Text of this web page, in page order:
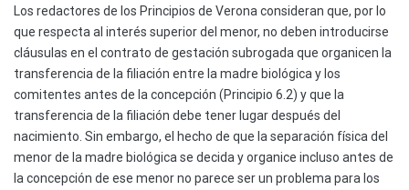
Los redactores de los Principios de Verona consideran que, por lo
que respecta al interés superior del menor, no deben introducirse
cláusulas en el contrato de gestación subrogada que organicen la
transferencia de la filiación entre la madre biológica y los
comitentes antes de la concepción (Principio 6.2) y que la
transferencia de la filiación debe tener lugar después del
nacimiento. Sin embargo, el hecho de que la separación física del
menor de la madre biológica se decida y organice incluso antes de
la concepción de ese menor no parece ser un problema para los